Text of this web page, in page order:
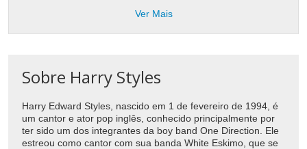
Ver Mais
Sobre Harry Styles
Harry Edward Styles, nascido em 1 de fevereiro de 1994, é
um cantor e ator pop inglês, conhecido principalmente por
ter sido um dos integrantes da boy band One Direction. Ele
estreou como cantor com sua banda White Eskimo, que se